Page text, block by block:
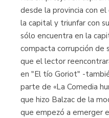
desde la provincia con
la capital y triunfar con
sólo encuentra en la
compacta corrupción de
que el lector
en "El tío Goriot" -
parte de «La Comedia
que hizo Balzac de la
que empezó a emerger